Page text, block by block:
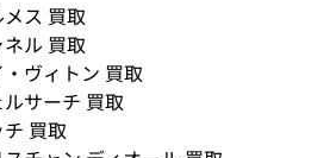
ス 買取
ル 買取
ヴィトン 買取
サーチ 買取
買取